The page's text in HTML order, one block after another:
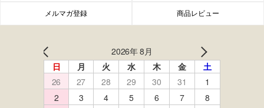
FACEBOOK twitter instagram LINE
メルマガ登録 商品レビュー